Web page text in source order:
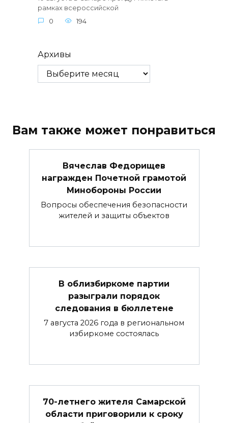
рамках всероссийской
0
194
Архивы
Вам также может понравиться
Вячеслав Федорищев
награжден Почетной грамотой
Минобороны России
Вопросы обеспечения безопасности
жителей и защиты объектов
В облизбиркоме партии
разыграли порядок
следования в бюллетене
7 августа 2026 года в региональном
избиркоме состоялась
70-летнего жителя Самарской
области приговорили к сроку